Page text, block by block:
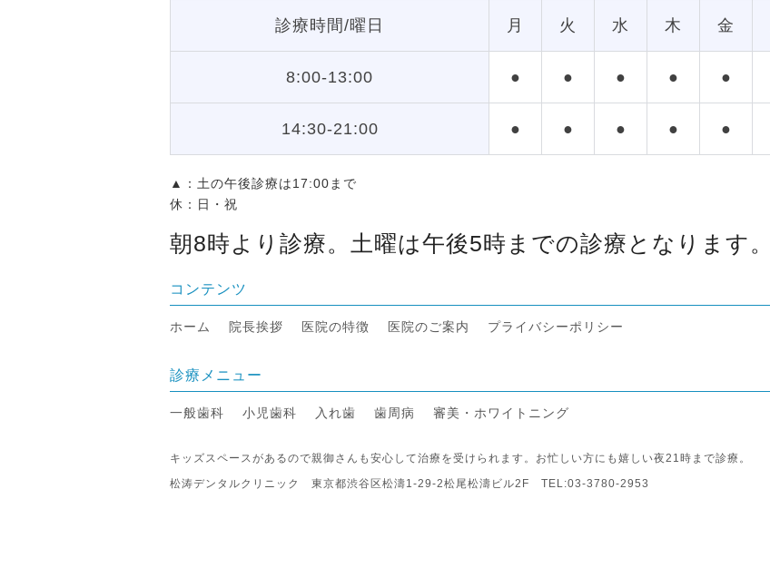
診療時間/曜日 月 火 水 木 金
8:00-13:00 ● ● ● ● ●
14:30-21:00 ● ● ● ● ●
▲：土の午後診療は17:00まで
休：日・祝
朝8時より診療。土曜は午後5時までの診療となります。
コンテンツ
ホーム 院長挨拶 医院の特徴 医院のご案内 プライバシーポリシー
診療メニュー
一般歯科 小児歯科 入れ歯 歯周病 審美・ホワイトニング
キッズスペースがあるので親御さんも安心して治療を受けられます。お忙しい方にも嬉しい夜21時まで診療。
松涛デンタルクリニック 東京都渋谷区松濤1-29-2松尾松濤ビル2F TEL:03-3780-2953